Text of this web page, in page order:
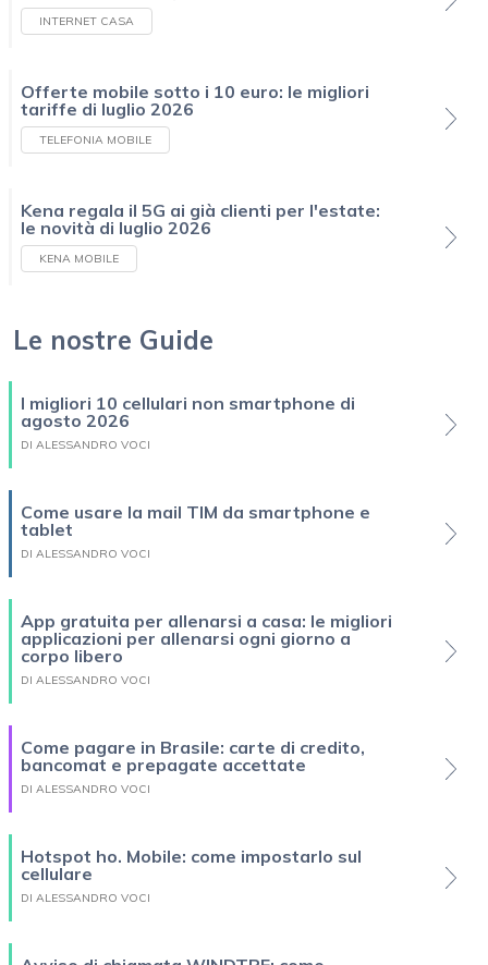
INTERNET CASA
Offerte mobile sotto i 10 euro: le migliori
tariffe di luglio 2026
TELEFONIA MOBILE
Kena regala il 5G ai già clienti per l'estate:
le novità di luglio 2026
KENA MOBILE
Le nostre Guide
I migliori 10 cellulari non smartphone di
agosto 2026
DI ALESSANDRO VOCI
Come usare la mail TIM da smartphone e
tablet
DI ALESSANDRO VOCI
App gratuita per allenarsi a casa: le migliori
applicazioni per allenarsi ogni giorno a
corpo libero
DI ALESSANDRO VOCI
Come pagare in Brasile: carte di credito,
bancomat e prepagate accettate
DI ALESSANDRO VOCI
Hotspot ho. Mobile: come impostarlo sul
cellulare
DI ALESSANDRO VOCI